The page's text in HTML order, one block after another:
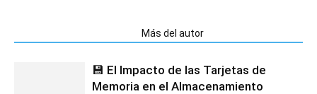
Más del autor
💾 El Impacto de las Tarjetas de
Memoria en el Almacenamiento